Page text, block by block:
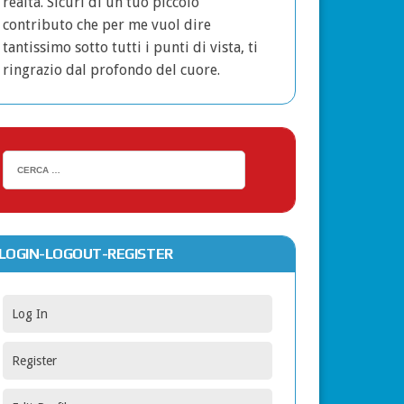
contributo che per me vuol dire
tantissimo sotto tutti i punti di vista, ti
ringrazio dal profondo del cuore.
LOGIN-LOGOUT-REGISTER
Log In
Register